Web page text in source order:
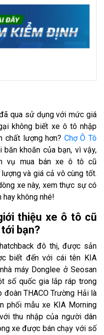
qua sử dụng với mức giá
không biết xe ô tô nhập
chất lượng hơn? Chợ Ô Tô
băn khoăn của bạn, vì vậy,
vụ mua bán xe ô tô cũ
và giá cả vô cùng tốt.
xe này, xem thực sự có
hay không nhé!
thiệu xe ô tô cũ
bạn?
đô thị, được sản
biết đến với cái tên KIA
máy Donglee ở Seosan
số quốc gia lắp ráp trong
THACO Trường Hải là
phối mẫu xe KIA Morning
thu nhập của người dân
xe được bán chạy với số